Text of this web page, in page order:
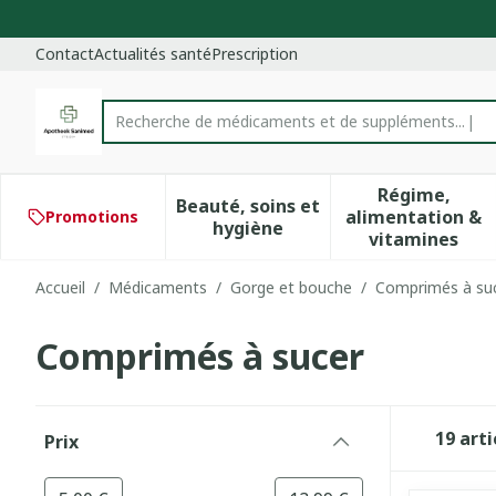
ContactActualités santéPrescription
Rechercher
Recherche de médicaments et de suppléments...
Promotions
Beauté, soins et
hygièneAfficher le sous-menu pour
Régime,
alimentation &
vitamines
Afficher
Accueil / Médicaments / Gorge et bouche / Comprimés à
Comprimés à sucer
Prix
19